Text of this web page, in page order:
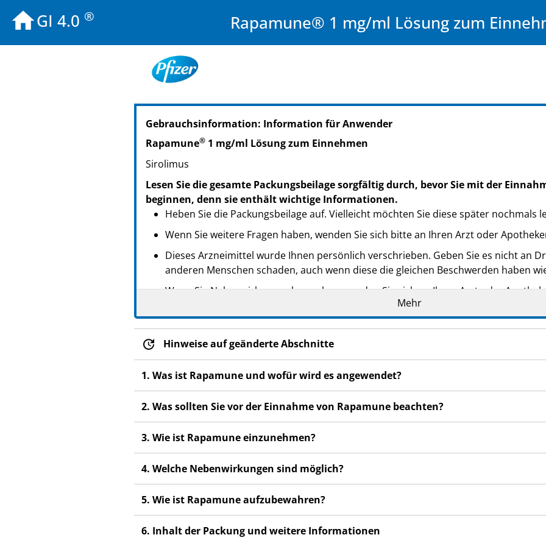
GI 4.0 ® Rapamune® 1 mg/ml Lösung zum
PZN: 00258313
PPN: 110025831308
Gebrauchsinformation: Information für Anwender
Rapamune® 1 mg/ml Lösung zum Einnehmen
Sirolimus
Lesen Sie die gesamte Packungsbeilage sorgfältig durch, bevor Sie mit der
beginnen, denn sie enthält wichtige Informationen.
Heben Sie die Packungsbeilage auf. Vielleicht möchten Sie diese später nochmals
Wenn Sie weitere Fragen haben, wenden Sie sich bitte an Ihren Arzt oder
Dieses Arzneimittel wurde Ihnen persönlich verschrieben. Geben Sie es nicht an
anderen Menschen schaden, auch wenn diese die gleichen Beschwerden haben
Wenn Sie Nebenwirkungen bemerken, wenden Sie sich an Ihren Arzt oder
Nebenwirkungen, die nicht in dieser Packungsbeilage angegeben sind. Siehe
Mehr
Hinweise auf geänderte Abschnitte
1. Was ist Rapamune und wofür wird es angewendet?
2. Was sollten Sie vor der Einnahme von Rapamune beachten?
3. Wie ist Rapamune einzunehmen?
4. Welche Nebenwirkungen sind möglich?
5. Wie ist Rapamune aufzubewahren?
6. Inhalt der Packung und weitere Informationen